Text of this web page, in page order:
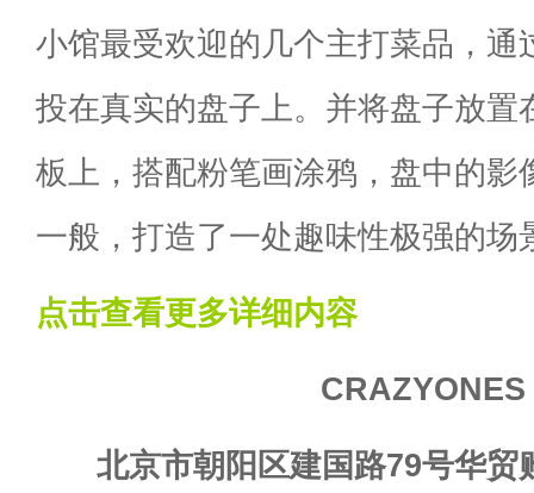
小馆最受欢迎的几个主打菜品，通
投在真实的盘子上。并将盘子放置
板上，搭配粉笔画涂鸦，盘中的影
一般，打造了一处趣味性极强的场
点击查看更多详细内容
CRAZYONES
北京市朝阳区建国路79号华贸